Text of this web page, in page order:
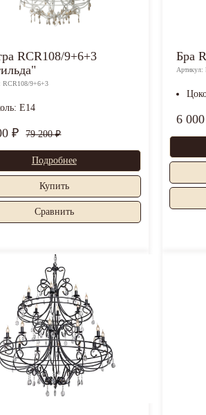
RCR108/9+6+3
RCR108/9+6+3
E14
₽ 79 200 ₽
Подробнее
Купить
Cравнить
Бра
Артикул:
6